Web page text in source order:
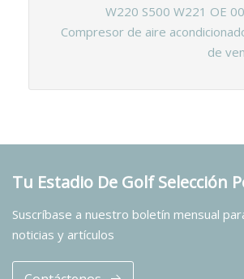
W220 S500 W221 OE
Compresor de aire
de
Tu Estadio De Golf Selección
Suscríbase a nuestro boletín mensual
noticias y artículos